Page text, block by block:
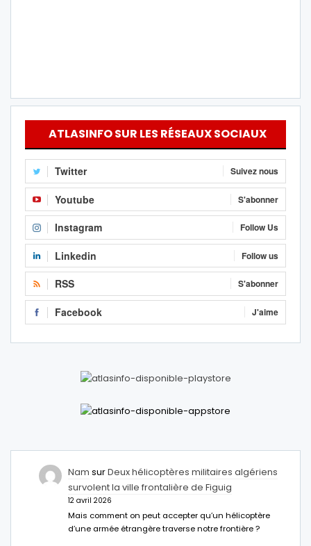
ATLASINFO SUR LES RÉSEAUX SOCIAUX
Twitter Suivez nous
Youtube S'abonner
Instagram Follow Us
Linkedin Follow us
RSS S'abonner
Facebook J'aime
Nam surDeux hélicoptères militaires algériens
survolent la ville frontalière de Figuig
12 avril 2026
Mais comment on peut accepter qu’un hélicoptère
d’une armée étrangère traverse notre frontière ?